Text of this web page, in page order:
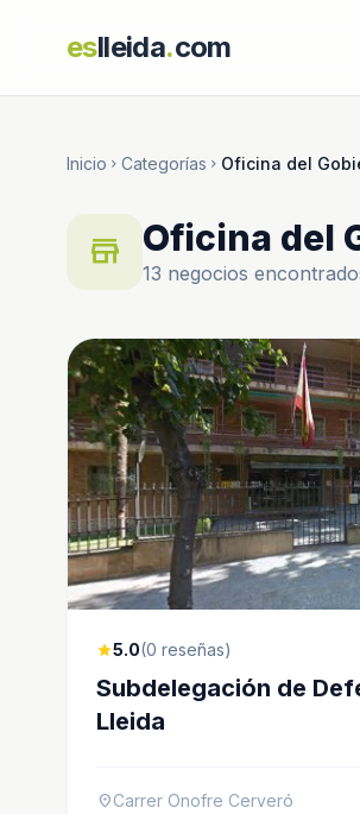
eslleida.com
Inicio chevron_right Categorías chevron_right Oficina del
store Oficina del
13 negocios
star5.0(0 reseñas)
Subdelegación de
Lleida
location_onCarrer Onofre Cerveró